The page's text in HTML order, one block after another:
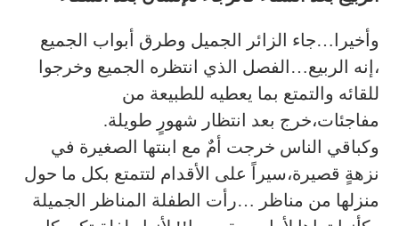
وأخيرا…جاء الزائر الجميل وطرق أبواب الجميع
،إنه الربيع…الفصل الذي انتظره الجميع وخرجوا
للقائه والتمتع بما يعطيه للطبيعة من
مفاجئات،خرج بعد انتظار شهورٍ طويلة.
وكباقي الناس خرجت أمٌ مع ابنتها الصغيرة في
نزهةٍ قصيرة،سيراً على الأقدام لتتمتع بكل ما حول
منزلها من مناظر …رأت الطفلة المناظر الجميلة